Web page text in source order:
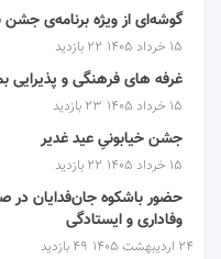
گوشه‌ای از ویژه برنامه‌ی جشن
۱۵ خرداد ۱۴۰۵ 22 بازدید
غرفه های فرهنگی و پذیرایی
۱۵ خرداد ۱۴۰۵ 23 بازدید
جشن خیابونیِ عید غدیر
۱۵ خرداد ۱۴۰۵ 22 بازدید
حضور باشکوه جان‌فدایان در
وفاداری و ایستادگی
۲۴ اردیبهشت ۱۴۰۵ 49 بازدید